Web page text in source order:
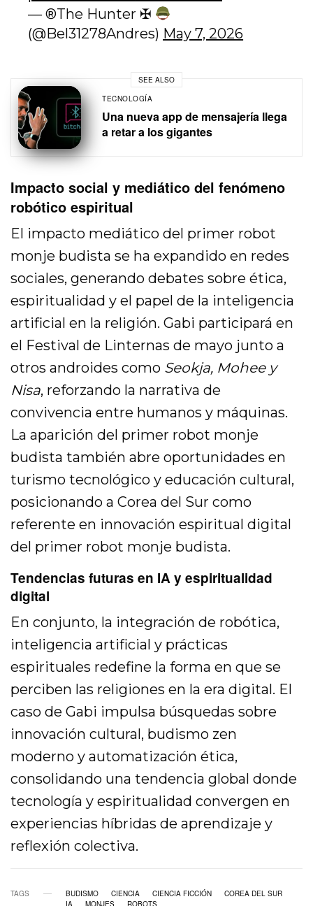
—®️The Hunter ✠
(@Bel31278Andres) May 7, 2026
SEE ALSO
TECNOLOGÍA
Una nueva app de mensajería llega
a retar a los gigantes
Impacto social y mediático del fenómeno
robótico espiritual
El impacto mediático del primer robot
monje budista se ha expandido en redes
sociales, generando debates sobre ética,
espiritualidad y el papel de la inteligencia
artificial en la religión. Gabi participará en
el Festival de Linternas de mayo junto a
otros androides como Seokja, Mohee y
Nisa, reforzando la narrativa de
convivencia entre humanos y máquinas.
La aparición del primer robot monje
budista también abre oportunidades en
turismo tecnológico y educación cultural,
posicionando a Corea del Sur como
referente en innovación espiritual digital
del primer robot monje budista.
Tendencias futuras en IA y espiritualidad
digital
En conjunto, la integración de robótica,
inteligencia artificial y prácticas
espirituales redefine la forma en que se
perciben las religiones en la era digital. El
caso de Gabi impulsa búsquedas sobre
innovación cultural, budismo zen
moderno y automatización ética,
consolidando una tendencia global donde
tecnología y espiritualidad convergen en
experiencias híbridas de aprendizaje y
reflexión colectiva.
TAGS BUDISMO CIENCIA CIENCIA FICCIÓN
COREA DEL SUR